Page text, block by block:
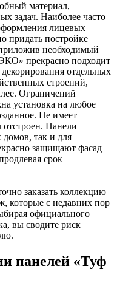
материал,
задач. Наиболее часто
лицевых
придать постройке
необходимый
прекрасно подходит
отдельных
строений,
Ограничений
установка на любое
Не имеет
отстроен. Панели
домов, так и для
защищают фасад
срок
заказать коллекцию
которые с недавних пор
официального
вы сводите риск
панелей «Туф